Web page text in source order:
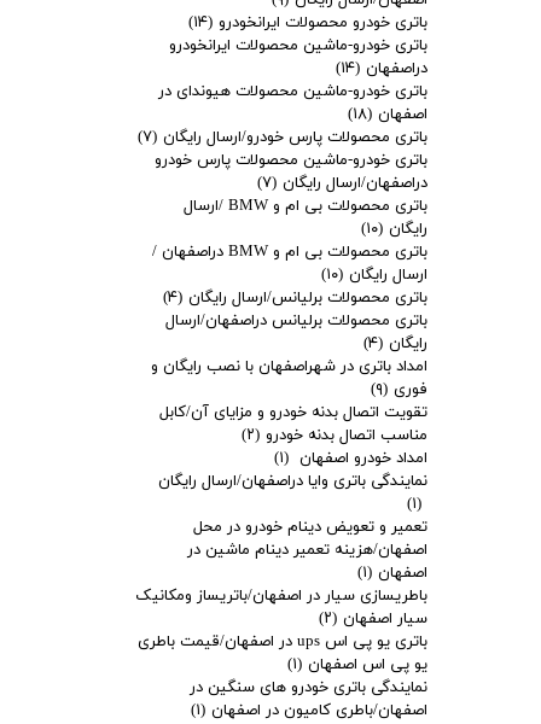
باتری خودرو محصولات ایرانخودرو (۱۴)
باتری خودرو-ماشین محصولات ایرانخودرو
دراصفهان (۱۴)
باتری خودرو-ماشین محصولات هیوندای در
اصفهان (۱۸)
باتری محصولات پارس خودرو/ارسال رایگان (۷)
باتری خودرو-ماشین محصولات پارس خودرو
دراصفهان/ارسال رایگان (۷)
باتری محصولات بی ام و BMW /ارسال
رایگان (۱۰)
باتری محصولات بی ام و BMW دراصفهان /
ارسال رایگان (۱۰)
باتری محصولات برلیانس/ارسال رایگان (۴)
باتری محصولات برلیانس دراصفهان/ارسال
رایگان (۴)
امداد باتری در شهراصفهان با نصب رایگان و
فوری (۹)
تقویت اتصال بدنه خودرو و مزایای آن/کابل
مناسب اتصال بدنه خودرو (۲)
امداد خودرو اصفهان (۱)
نمایندگی باتری وایا دراصفهان/ارسال رایگان
(۱)
تعمیر و تعویض دینام خودرو در محل
اصفهان/هزینه تعمیر دینام ماشین در
اصفهان (۱)
باطریسازی سیار در اصفهان/باتریساز ومکانیک
سیار اصفهان (۲)
باتری یو پی اس ups در اصفهان/قیمت باطری
یو پی اس اصفهان (۱)
نمایندگی باتری خودرو های سنگین در
اصفهان/باطری کامیون در اصفهان (۱)